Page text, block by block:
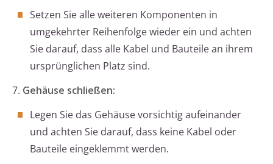
Setzen Sie alle weiteren Komponenten in
umgekehrter Reihenfolge wieder ein und achten
Sie darauf, dass alle Kabel und Bauteile an ihrem
ursprünglichen Platz sind.
7. Gehäuse schließen:
Legen Sie das Gehäuse vorsichtig aufeinander
und achten Sie darauf, dass keine Kabel oder
Bauteile eingeklemmt werden.